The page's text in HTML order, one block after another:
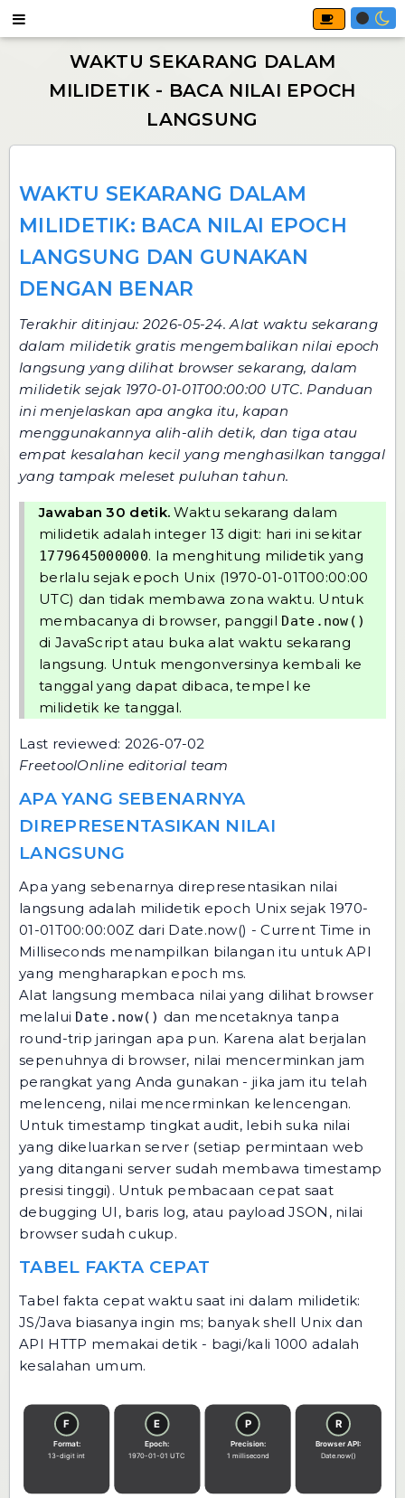
WAKTU SEKARANG DALAM
MILIDETIK: BACA NILAI EPOCH
LANGSUNG DAN GUNAKAN
DENGAN BENAR
Terakhir ditinjau: 2026-05-24.Alat waktu sekarang
dalam milidetik gratis mengembalikan nilai epoch
langsung yang dilihat browser sekarang, dalam
milidetik sejak 1970-01-01T00:00:00 UTC. Panduan
ini menjelaskan apa angka itu, kapan
menggunakannya alih-alih detik, dan tiga atau
empat kesalahan kecil yang menghasilkan tanggal
yang tampak meleset puluhan tahun.
Jawaban 30 detik. Waktu sekarang dalam
milidetik adalah integer 13 digit: hari ini sekitar
1779645000000. Ia menghitung milidetik yang
berlalu sejak epoch Unix (1970-01-01T00:00:00
UTC) dan tidak membawa zona waktu. Untuk
membacanya di browser, panggil Date.now()
di JavaScript atau bukaalat waktu sekarang
langsung. Untuk mengonversinya kembali ke
tanggal yang dapat dibaca, tempel ke
milidetik ke tanggal.
Last reviewed: 2026-07-02
FreetoolOnline editorial team
APA YANG SEBENARNYA
DIREPRESENTASIKAN NILAI
LANGSUNG
Apa yang sebenarnya direpresentasikan nilai
langsung adalah milidetik epoch Unix sejak 1970-
01-01T00:00:00Z dari Date.now() - Current Time in
Milliseconds menampilkan bilangan itu untuk API
yang mengharapkan epoch ms.
Alat langsung membaca nilai yang dilihat browser
melalui Date.now() dan mencetaknya tanpa
round-trip jaringan apa pun. Karena alat berjalan
sepenuhnya di browser, nilai mencerminkan jam
perangkat yang Anda gunakan - jika jam itu telah
melenceng, nilai mencerminkan kelencengan.
Untuk timestamp tingkat audit, lebih suka nilai
yang dikeluarkan server (setiap permintaan web
yang ditangani server sudah membawa timestamp
presisi tinggi). Untuk pembacaan cepat saat
debugging UI, baris log, atau payload JSON, nilai
browser sudah cukup.
TABEL FAKTA CEPAT
Tabel fakta cepat waktu saat ini dalam milidetik:
JS/Java biasanya ingin ms; banyak shell Unix dan
API HTTP memakai detik - bagi/kali 1000 adalah
kesalahan umum.